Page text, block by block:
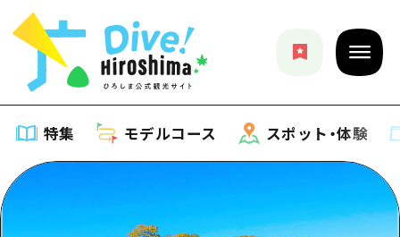
特集 モデルコース スポット・体験